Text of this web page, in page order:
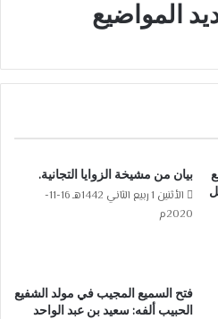
المواضيع
بيان من مشيخة الزوايا التجانية.
الأثنين 1 ربيع الثاني 1442هـ 16-11-
2020م
فتح السميع المجيب في مولد الشفيع
الحبيب ألفه: سعيد بن عبد الواحد